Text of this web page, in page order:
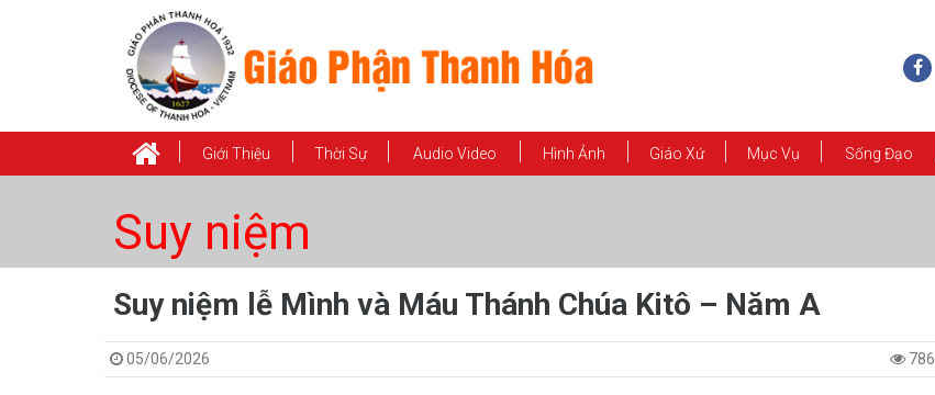
Giới Thiệu Thời Sự Audio Video Hình Ảnh Giáo Xứ Mục Vụ Sống Đạo
Suy niệm
Suy niệm lễ Mình và Máu Thánh Chúa Kitô – Năm A
05/06/2026 786